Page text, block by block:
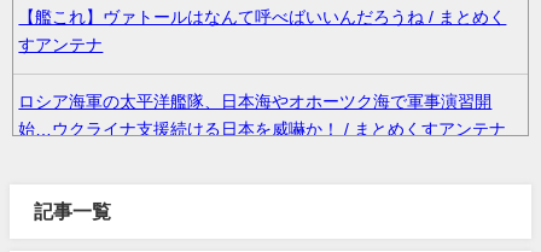
【艦これ】ヴァトールはなんて呼べばいいんだろうね / まとめく
すアンテナ
ロシア海軍の太平洋艦隊、日本海やオホーツク海で軍事演習開
始…ウクライナ支援続ける日本を威嚇か！ / まとめくすアンテナ
長野桃羽「嗣永桃子さんと道重さゆみさんに憧れているので、ふ
たりの憧れの部分をぎゅっと集めた存在になりたいです！」 / ま
とめくすアンテナ
記事一覧